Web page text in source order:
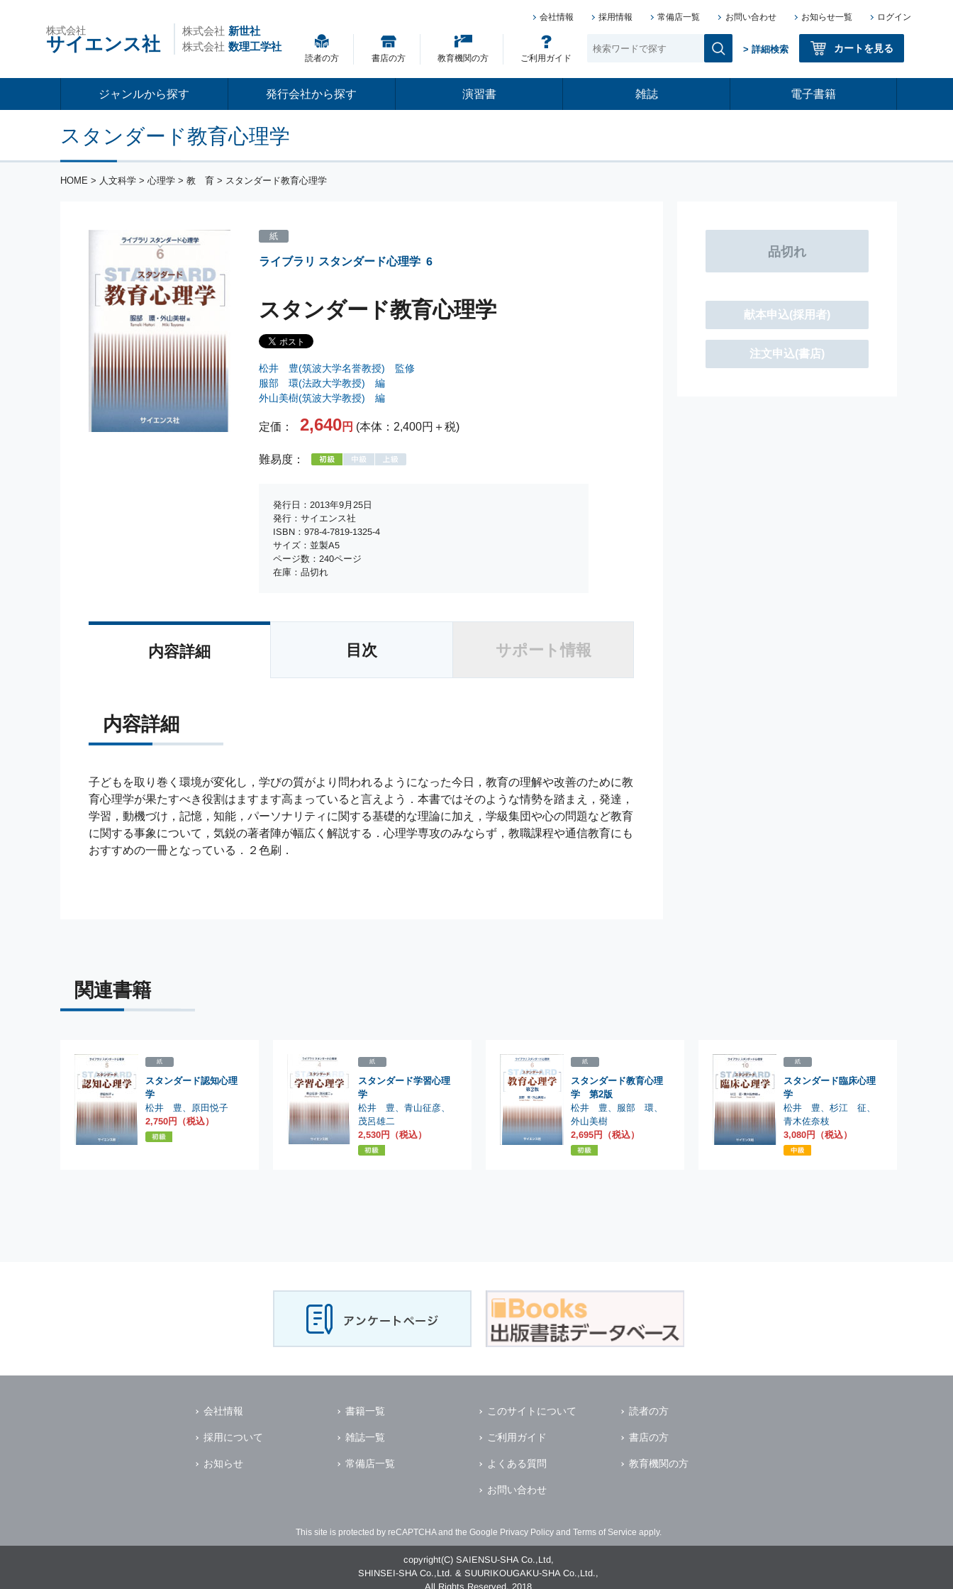
株式会社
サイエンス社
株式会社 新世社
株式会社 数理工学社
会社情報 採用情報 常備店一覧 お問い合わせ お知らせ一覧 ログイン
読者の方 書店の方 教育機関の方 ご利用ガイド
> 詳細検索 カートを見る
ジャンルから探す 発行会社から探す 演習書 雑誌 電子書籍
スタンダード教育心理学
HOME > 人文科学 > 心理学 > 教 育 > スタンダード教育心理学
紙
ライブラリ スタンダード心理学 6
スタンダード教育心理学
松井 豊(筑波大学名誉教授) 監修
服部 環(法政大学教授) 編
外山美樹(筑波大学教授) 編
定価： 2,640円 (本体：2,400円＋税)
難易度：
発行日：2013年9月25日
発行：サイエンス社
ISBN：978-4-7819-1325-4
サイズ：並製A5
ページ数：240ページ
在庫：品切れ
献本申込(採用者)
注文申込(書店)
内容詳細 目次 サポート情報
内容詳細
子どもを取り巻く環境が変化し，学びの質がより問われるようになった今日，教育の理解や改善のために教
育心理学が果たすべき役割はますます高まっていると言えよう．本書ではそのような情勢を踏まえ，発達，
学習，動機づけ，記憶，知能，パーソナリティに関する基礎的な理論に加え，学級集団や心の問題など教育
に関する事象について，気鋭の著者陣が幅広く解説する．心理学専攻のみならず，教職課程や通信教育にも
おすすめの一冊となっている．２色刷．
関連書籍
紙
スタンダード認知心理
学
松井 豊、 原田悦子
2,750円（税込）
紙
スタンダード学習心理
学
松井 豊、青山征彦、
茂呂雄二
2,530円（税込）
紙
スタンダード教育心理
学 第2版
松井 豊、 服部 環、
外山美樹
2,695円（税込）
紙
スタンダード臨床心理
学
松井 豊、杉江 征、
青木佐奈枝
3,080円（税込）
会社情報
採用について
お知らせ
書籍一覧
雑誌一覧
常備店一覧
このサイトについて
ご利用ガイド
よくある質問
お問い合わせ
読者の方
書店の方
教育機関の方
This site is protected by reCAPTCHA and the Google Privacy Policy and Terms of Service apply.
copyright(C) SAIENSU-SHA Co.,Ltd,
SHINSEI-SHA Co.,Ltd. & SUURIKOUGAKU-SHA Co.,Ltd.,
All Rights Reserved. 2018